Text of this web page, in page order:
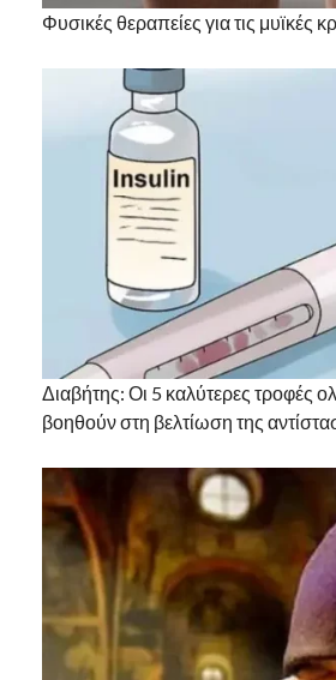
Φυσικές θεραπείες για τις μυϊκές
Διαβήτης: Οι 5 καλύτερες τροφές
βοηθούν στη βελτίωση της